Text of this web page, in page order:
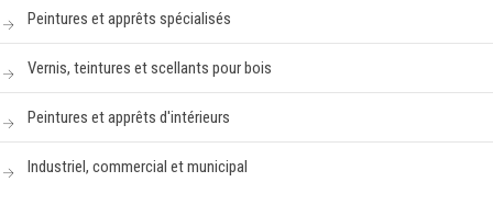
Peintures et apprêts spécialisés
Vernis, teintures et scellants pour bois
Peintures et apprêts d'intérieurs
Industriel, commercial et municipal